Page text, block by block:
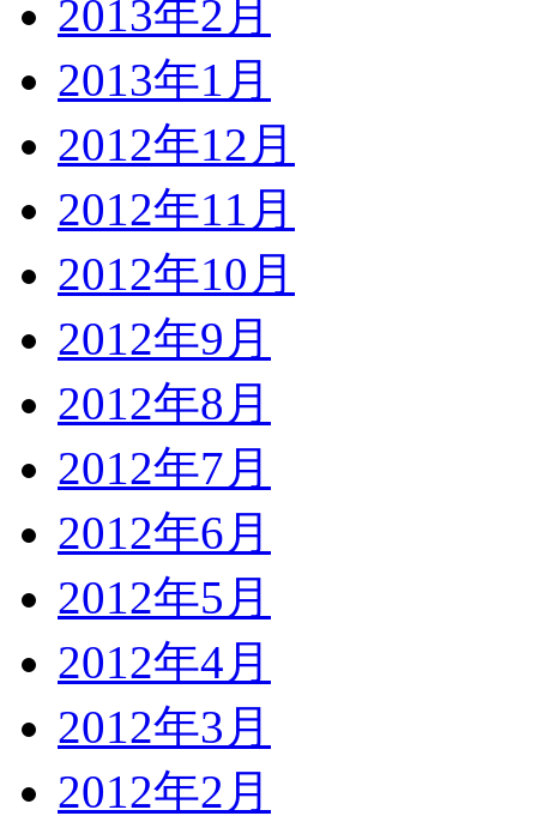
2013年2月
2013年1月
2012年12月
2012年11月
2012年10月
2012年9月
2012年8月
2012年7月
2012年6月
2012年5月
2012年4月
2012年3月
2012年2月